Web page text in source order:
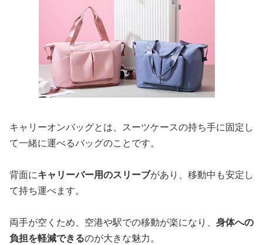
キャリーオンバッグとは、スーツケースの持ち手に固定し
て一緒に運べるバッグのことです。
背面にキャリーバー用のスリーブがあり、移動中も安定し
て持ち運べます。
両手が空くため、空港や駅での移動が楽になり、 身体への
負担を軽減できるのが大きな魅力。